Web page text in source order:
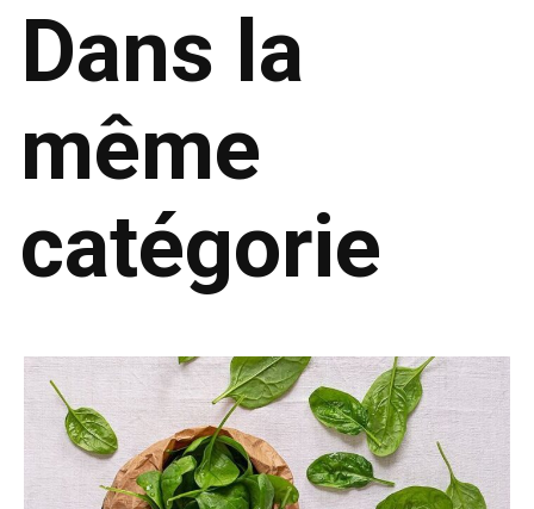
Dans la
même
catégorie